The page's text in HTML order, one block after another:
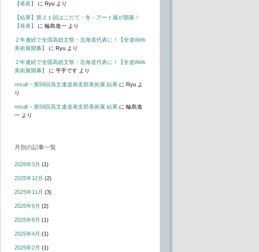
【発表】
に Ryu より
【結果】第２１回はこだて・冬・アート展が開幕！
【発表】
に 輪島進一 より
２年連続で全国高総文祭・北海道代表に！【全道Web
美術展開幕】
に Ryu より
２年連続で全国高総文祭・北海道代表に！【全道Web
美術展開幕】
に 平手です より
result – 第58回高文連道南支部美術展 結果 に Ryu よ
り
result – 第58回高文連道南支部美術展 結果 に 輪島進
一 より
月別の記事一覧
2026年3月 (1)
2025年12月 (2)
2025年11月 (3)
2025年9月 (2)
2025年8月 (1)
2025年4月 (1)
2025年2月 (1)